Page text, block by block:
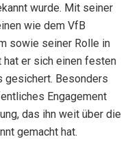
wurde. Mit seiner
wie dem VfB
sowie seiner Rolle in
hat er sich einen festen
gesichert. Besonders
Engagement
das ihn weit über die
gemacht hat.